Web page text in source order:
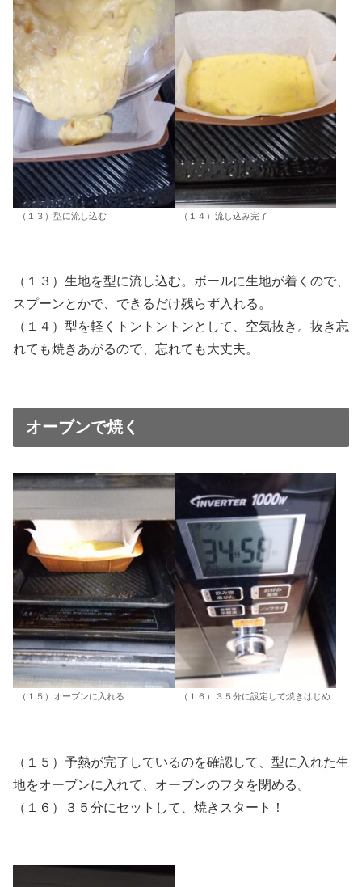
（１３）型に流し込む （１４）流し込み完了
（１３）生地を型に流し込む。ボールに生地が着くので、
スプーンとかで、できるだけ残らず入れる。
（１４）型を軽くトントントンとして、空気抜き。抜き忘
れても焼きあがるので、忘れても大丈夫。
オーブンで焼く
（１５）オーブンに入れる （１６）３５分に設定して焼きはじめ
（１５）予熱が完了しているのを確認して、型に入れた生
地をオーブンに入れて、オーブンのフタを閉める。
（１６）３５分にセットして、焼きスタート！